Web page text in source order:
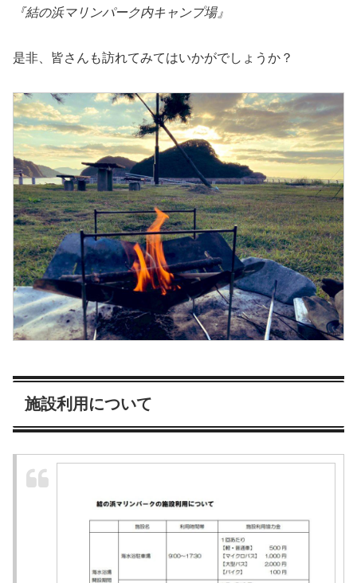
『結の浜マリンパーク内キャンプ場』
是非、皆さんも訪れてみてはいかがでしょうか？
施設利用について